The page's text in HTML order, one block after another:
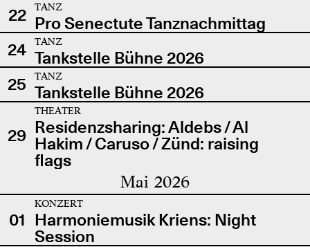
22
TANZ
Pro Senectute Tanznachmittag
24
TANZ
Tankstelle Bühne 2026
25
TANZ
Tankstelle Bühne 2026
29
THEATER
Residenzsharing: Aldebs / Al
Hakim / Caruso / Zünd: raising
flags
Mai 2026
01
KONZERT
Harmoniemusik Kriens: Night
Session